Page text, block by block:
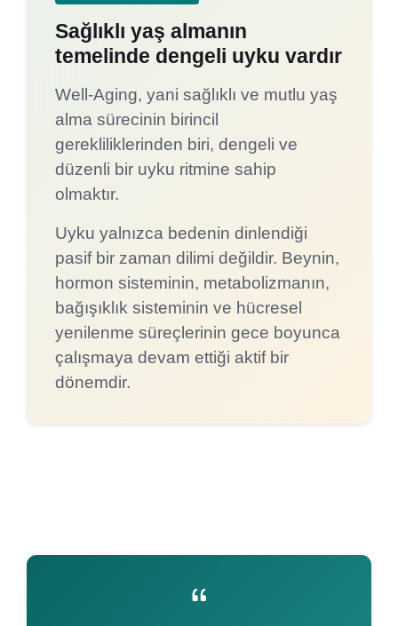
Sağlıklı yaş almanın
temelinde dengeli uyku vardır
Well-Aging, yani sağlıklı ve mutlu yaş
alma sürecinin birincil
gerekliliklerinden biri, dengeli ve
düzenli bir uyku ritmine sahip
olmaktır.
Uyku yalnızca bedenin dinlendiği
pasif bir zaman dilimi değildir. Beynin,
hormon sisteminin, metabolizmanın,
bağışıklık sisteminin ve hücresel
yenilenme süreçlerinin gece boyunca
çalışmaya devam ettiği aktif bir
dönemdir.